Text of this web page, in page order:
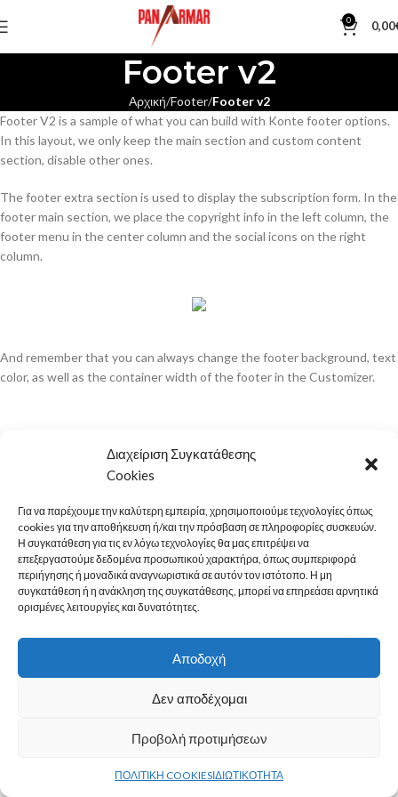
Διαχείριση Συγκατάθεσης
Cookies
Για να παρέχουμε την καλύτερη εμπειρία, χρησιμοποιούμε τεχνολογίες όπως
cookies για την αποθήκευση ή/και την πρόσβαση σε πληροφορίες συσκευών.
Η συγκατάθεση για τις εν λόγω τεχνολογίες θα μας επιτρέψει να
επεξεργαστούμε δεδομένα προσωπικού χαρακτήρα, όπως συμπεριφορά
περιήγησης ή μοναδικά αναγνωριστικά σε αυτόν τον ιστότοπο. Η μη
συγκατάθεση ή η ανάκληση της συγκατάθεσης, μπορεί να επηρεάσει αρνητικά
ορισμένες λειτουργίες και δυνατότητες.
Αποδοχή
Δεν αποδέχομαι
Προβολή προτιμήσεων
ΠΟΛΙΤΙΚΗ COOKIESΙΔΙΩΤΙΚΟΤΗΤΑ
0 0,00
Footer v2
Αρχική Footer Footer v2
Footer V2 is a sample of what you can build with Konte footer options.
In this layout, we only keep the main section and custom content
section, disable other ones.
The footer extra section is used to display the subscription form. In the
footer main section, we place the copyright info in the left column, the
footer menu in the center column and the social icons on the right
column.
And remember that you can always change the footer background, text
color, as well as the container width of the footer in the Customizer.
ΚΑΤΗΓΟΡΙΕΣ
ΕΠΙΚΟΙΝΩΝΙΑ